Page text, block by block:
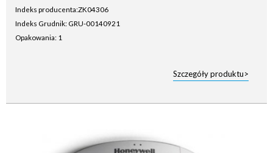
Indeks producenta:ZK04306
Indeks Grudnik: GRU-00140921
Opakowania: 1
Szczegóły produktu>